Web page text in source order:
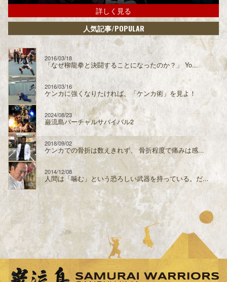
詳しく見る
人気記事/POPULAR
2016/03/18
「なぜ柳龍拳と決闘することになったのか？」 Yo...
2016/03/16
ケンカに強くなりたければ、「ケンカ術」を見よ！
2024/08/23
巌流島バーチャルサバイバル2
2018/09/02
ケンカでの骨折は数えきれず、 骨折程度で痛みは感...
2014/12/08
人間は「噛む」という恐ろしい武器を持っている。だ...